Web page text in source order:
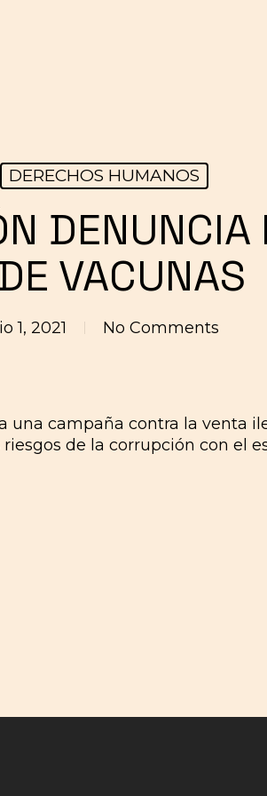
DERECHOS HUMANOS
DENUNCIA
VACUNAS
1, 2021 No Comments
campaña contra la venta
de la corrupción con el